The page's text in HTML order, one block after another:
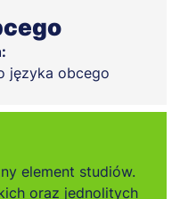
języka obcego
element studiów.
oraz jednolitych